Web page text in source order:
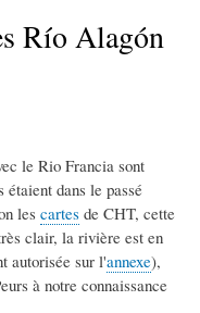
Río Alagón
le Rio Francia sont
dans le passé
les cartes de CHT, cette
clair, la rivière est en
autorisée sur l'annexe),
à notre connaissance